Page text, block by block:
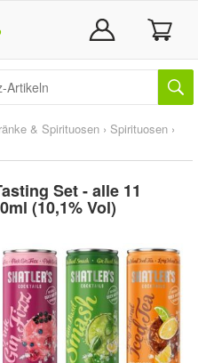
& Spirituosen › Spirituosen ›
Set - alle 11
(10,1% Vol)